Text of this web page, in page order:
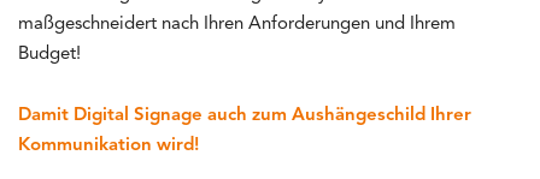
maßgeschneidert nach Ihren Anforderungen und Ihrem
Budget!
Damit Digital Signage auch zum Aushängeschild Ihrer
Kommunikation wird!